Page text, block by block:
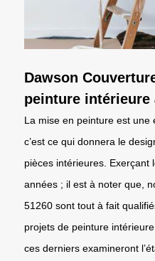
Dawson
peinture intérieure
La mise en peinture est une
c’est ce qui donnera le
pièces intérieures. Exerçant
années ; il est à noter que,
51260 sont tout à fait
projets de peinture
ces derniers examineront